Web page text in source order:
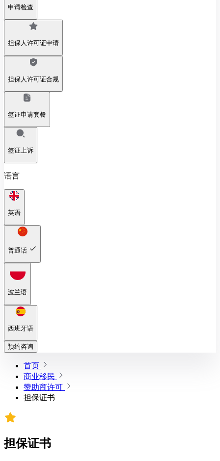
申请检查
担保人许可证申请
担保人许可证合规
签证申请套餐
签证上诉
语言
英语
普通话
波兰语
西班牙语
预约咨询
首页
商业移民
赞助商许可
担保证书
担保证书